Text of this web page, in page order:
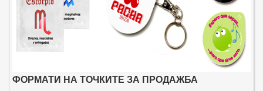
ФОРМАТИ НА ТОЧКИТЕ ЗА ПРОДАЖБА